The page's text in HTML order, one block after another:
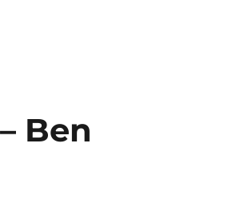
– Wolfgang Jeschke »
Ben